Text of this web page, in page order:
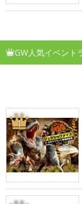
GW人気イベント
1